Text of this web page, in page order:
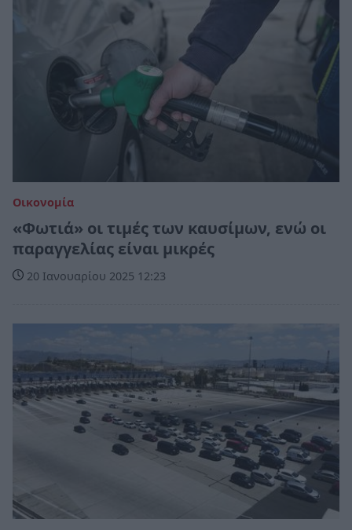
Οικονομία
«Φωτιά» οι τιμές των καυσίμων, ενώ οι
παραγγελίας είναι μικρές
20 Ιανουαρίου 2025 12:23